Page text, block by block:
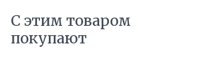
С этим товаром
покупают